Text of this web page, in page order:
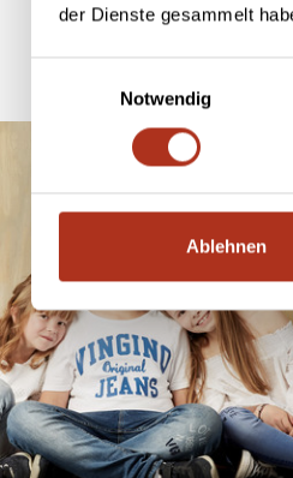
der Dienste gesammelt
Notwendig
Ablehnen